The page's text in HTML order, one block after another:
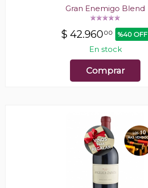
Gran Enemigo Blend
$ 42.96000 %40 OFF
En stock
Comprar